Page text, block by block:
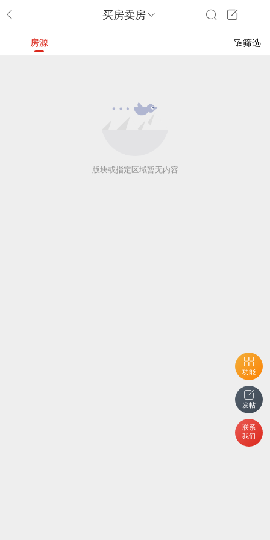
买房卖房
功能
发帖
联系
我们
房源 筛选
版块或指定区域暂无内容